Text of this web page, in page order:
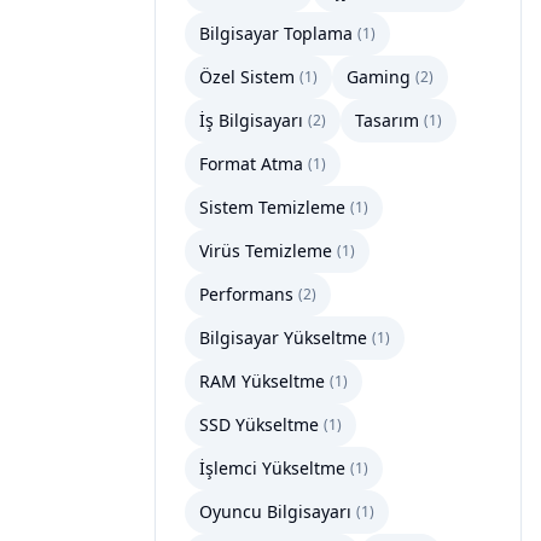
Bilgisayar Toplama (1)
Özel Sistem (1) Gaming (2)
İş Bilgisayarı (2) Tasarım (1)
Format Atma (1)
Sistem Temizleme (1)
Virüs Temizleme (1)
Performans (2)
Bilgisayar Yükseltme (1)
RAM Yükseltme (1)
SSD Yükseltme (1)
İşlemci Yükseltme (1)
Oyuncu Bilgisayarı (1)